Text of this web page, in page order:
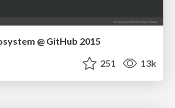
@ GitHub 2015
251 13k